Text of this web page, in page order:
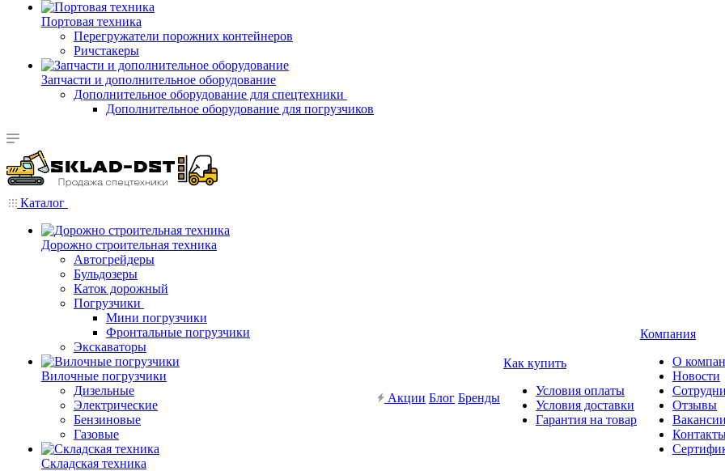
Портовая техника
Перегружатели порожних контейнеров
Ричстакеры
Запчасти и дополнительное оборудование
Дополнительное оборудование для спецтехники
Дополнительное оборудование для погрузчиков
Каталог
Дорожно строительная техника
Автогрейдеры
Бульдозеры
Каток дорожный
Погрузчики
Мини погрузчики
Фронтальные погрузчики
Экскаваторы
Вилочные погрузчики
Дизельные
Электрические
Бензиновые
Газовые
Складская техника
Акции Блог Бренды
Как купить
Условия оплаты
Условия доставки
Гарантия на товар
Компания
О
Новости
Отзывы